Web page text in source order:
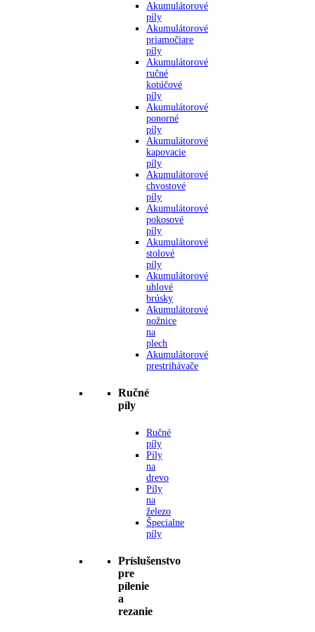
Akumulátorové
píly
Akumulátorové
priamočiare
píly
Akumulátorové
ručné
kotúčové
píly
Akumulátorové
ponorné
píly
Akumulátorové
kapovacie
píly
Akumulátorové
chvostové
píly
Akumulátorové
pokosové
píly
Akumulátorové
stolové
píly
Akumulátorové
uhlové
brúsky
Akumulátorové
nožnice
na
plech
Akumulátorové
prestrihávače
Ručné
píly
Ručné
píly
Píly
na
drevo
Píly
na
železo
Špecialne
píly
Príslušenstvo
pre
pílenie
a
rezanie